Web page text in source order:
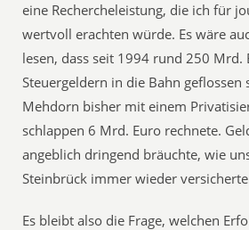
eine Rechercheleistung, die ich für
wertvoll erachten würde. Es wäre
lesen, dass seit 1994 rund 250 Mrd.
Steuergeldern in die Bahn geflossen
Mehdorn bisher mit einem
schlappen 6 Mrd. Euro rechnete.
angeblich dringend bräuchte, wie
Steinbrück immer wieder
Es bleibt also die Frage, welchen